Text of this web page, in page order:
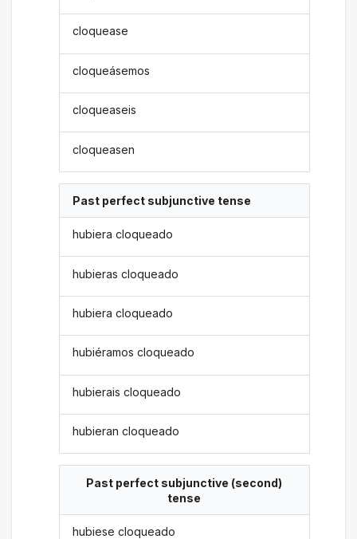
cloquease
cloqueásemos
cloqueaseis
cloqueasen
Past perfect subjunctive tense
hubiera cloqueado
hubieras cloqueado
hubiera cloqueado
hubiéramos cloqueado
hubierais cloqueado
hubieran cloqueado
Past perfect subjunctive (second)
tense
hubiese cloqueado